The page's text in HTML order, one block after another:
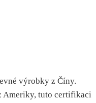
výrobky z Číny.
Ameriky, tuto certifikaci